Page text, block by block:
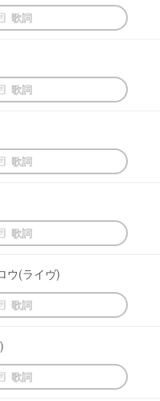
歌詞
歌詞
歌詞
歌詞
ウ(ライヴ)
歌詞
歌詞